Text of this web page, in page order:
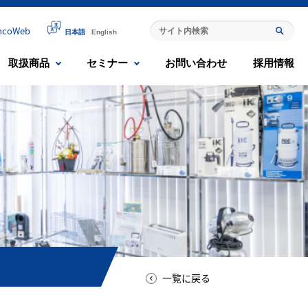
日本語 English
取扱商品 セミナー お問い合わせ 採用情報
一覧に戻る